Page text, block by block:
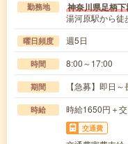
勤務地 神奈川県足柄下
湯河原駅から徒
曜日頻度 週5日
時間 8:00～17:00
期間 【急募】即日～
時給 時給1650円＋交
交通費